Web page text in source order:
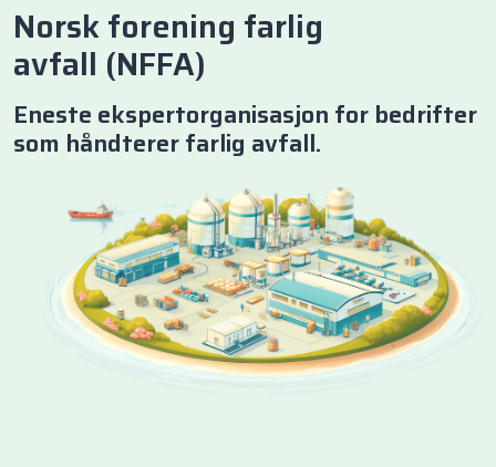
Norsk forening farlig
avfall (NFFA)
Eneste ekspertorganisasjon for bedrifter
som håndterer farlig avfall.